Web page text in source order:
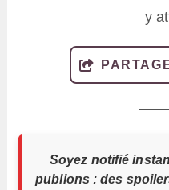
y
Soyez notifié
publions : des